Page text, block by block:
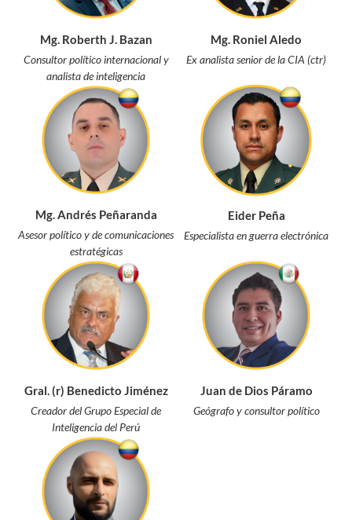
Mg. Roberth J. Bazan
Consultor político internacional y
analista de inteligencia
Mg. Roniel Aledo
Ex analista senior de la CIA (ctr)
Mg. Andrés Peñaranda
Asesor político y de comunicaciones
estratégicas
Eider Peña
Especialista en guerra electrónica
Gral. (r) Benedicto Jiménez
Creador del Grupo Especial de
Inteligencia del Perú
Juan de Dios Páramo
Geógrafo y consultor político